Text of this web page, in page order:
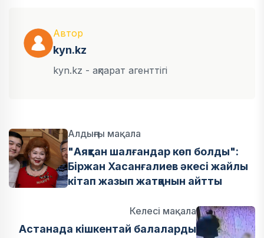
Автор
kyn.kz
kyn.kz - ақпарат агенттігі
Алдыңғы мақала
"Аяқтан шалғандар көп болды":
Біржан Хасанғалиев әкесі жайлы
кітап жазып жатқанын айтты
Келесі мақала
Астанада кішкентай балаларды